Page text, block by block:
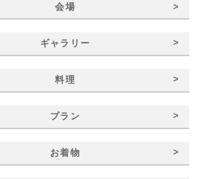
会場 >
ギャラリー >
料理 >
プラン >
お着物 >